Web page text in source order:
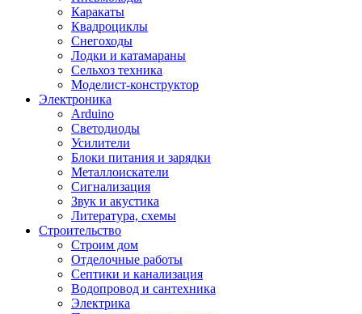
Каракаты
Квадроциклы
Снегоходы
Лодки и катамараны
Сельхоз техника
Моделист-конструктор
Электроника
Arduino
Светодиоды
Усилители
Блоки питания и зарядки
Металлоискатели
Сигнализация
Звук и акустика
Литература, схемы
Строительство
Строим дом
Отделочные работы
Септики и канализация
Водопровод и сантехника
Электрика